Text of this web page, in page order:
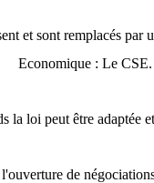
et sont remplacés par
Economique : Le CSE.
la loi peut être adaptée
de